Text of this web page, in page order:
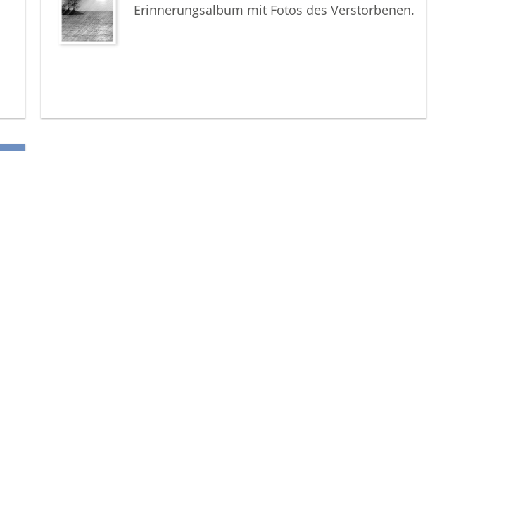
Erinnerungsalbum mit Fotos des Verstorbenen.